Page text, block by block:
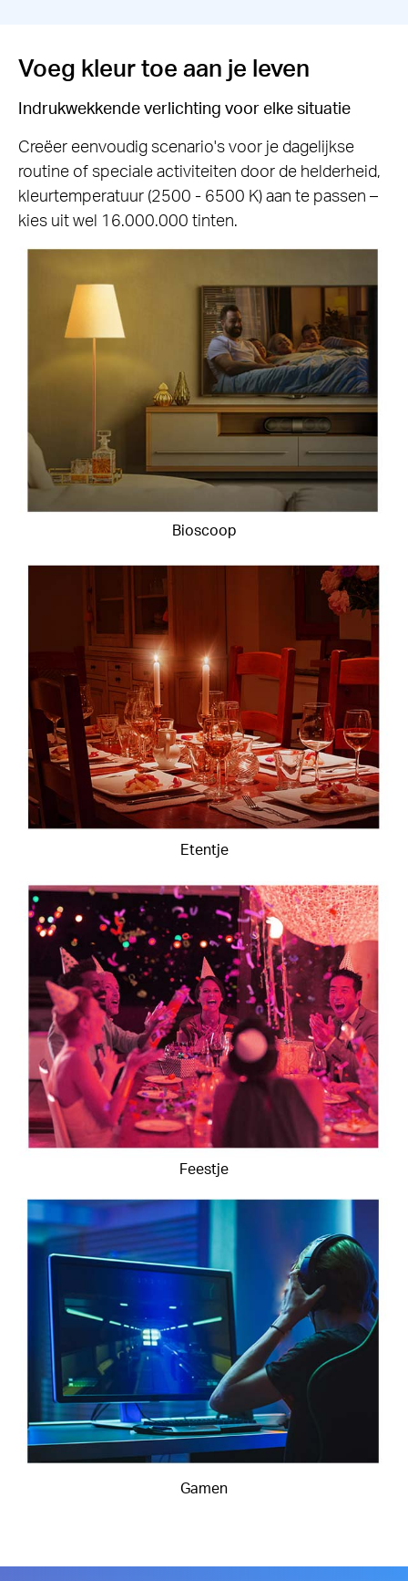
Bioscoop
Etentje
Feestje
Gamen
Voeg kleur toe aan je leven
Indrukwekkende verlichting voor elke situatie
Creëer eenvoudig scenario's voor je dagelijkse
routine of speciale activiteiten door de helderheid,
kleurtemperatuur (2500 - 6500 K) aan te passen –
kies uit wel 16.000.000 tinten.